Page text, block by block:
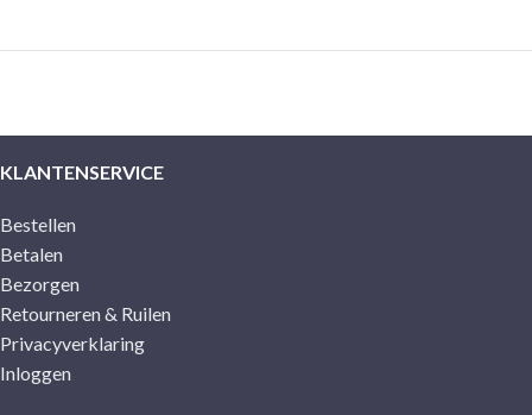
KLANTENSERVICE
Bestellen
Betalen
Bezorgen
Retourneren & Ruilen
Privacyverklaring
Inloggen